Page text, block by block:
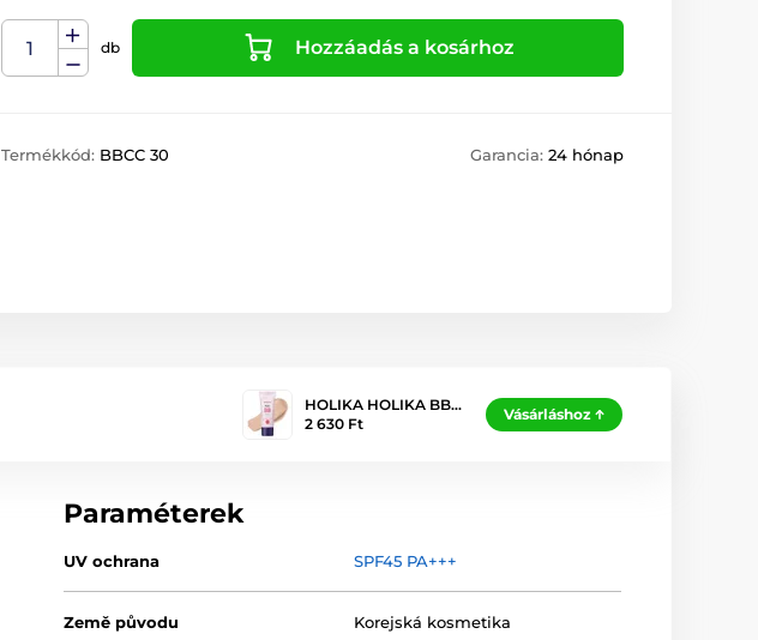
db Hozzáadás a kosárhoz
Termékkód: BBCC 30 Garancia: 24 hónap
HOLIKA HOLIKA BB…
2 630 Ft
Vásárláshoz
Paraméterek
UV ochrana SPF45 PA+++
Země původu Korejská kosmetika